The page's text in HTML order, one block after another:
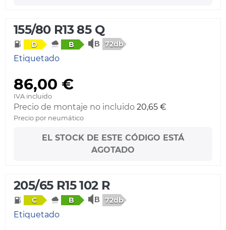
155/80 R13 85 Q
D B 72db
Etiquetado
86,00 €
IVA incluido
Precio de montaje no incluido 20,65 €
Precio por neumático
EL STOCK DE ESTE CÓDIGO ESTÁ
AGOTADO
205/65 R15 102 R
C B 72db
Etiquetado